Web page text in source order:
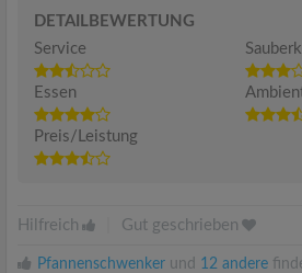
DETAILBEWERTUNG
Service
Essen
Preis/Leistung
Hilfreich Gut geschrieben
Pfannenschwenker und 12 andere